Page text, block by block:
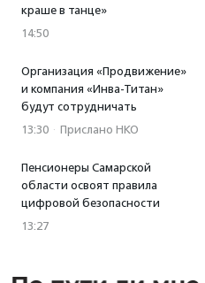
краше в танце»
14:50
Организация «Продвижение»
и компания «Инва-Титан»
будут сотрудничать
13:30 · Прислано НКО
Пенсионеры Самарской
области освоят правила
цифровой безопасности
13:27